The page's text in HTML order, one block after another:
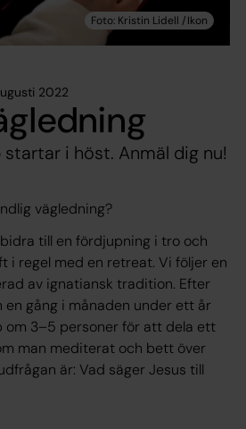
2022
i höst. Anmäl dig nu!
vägledning?
till en fördjupning i tro och
i regel med en retreat. Vi följer en
av ignatiansk tradition. Efter
gång i månaden under ett år
om 3–5 personer för att dela ett
man mediterat och bett över
är: Vad säger Jesus till